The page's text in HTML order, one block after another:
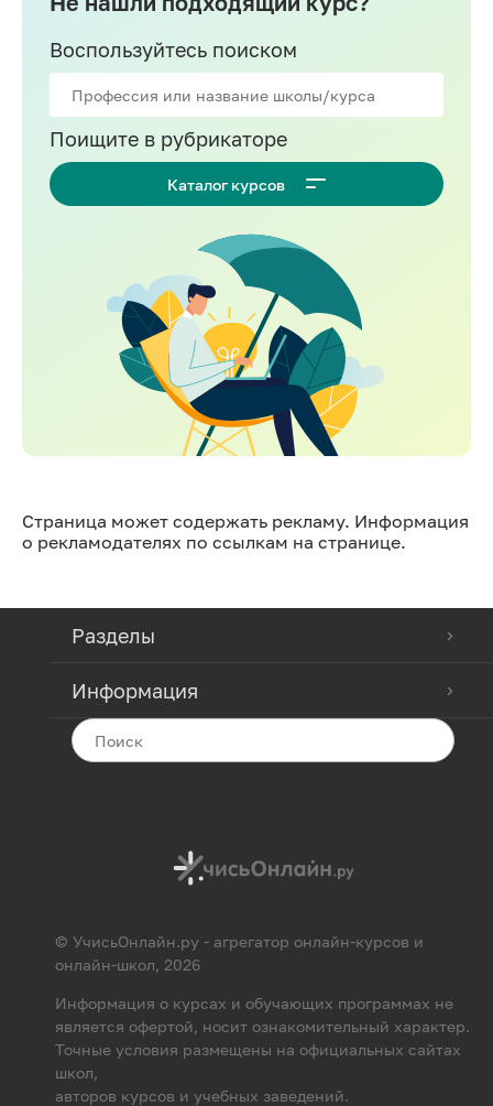
Воспользуйтесь поиском
Поищите в рубрикаторе
Каталог курсов
Страница может содержать рекламу. Информация
о рекламодателях по ссылкам на странице.
Разделы
Информация
© УчисьОнлайн.ру - агрегатор онлайн-курсов и
онлайн-школ, 2026
Информация о курсах и обучающих программах не
является офертой, носит ознакомительный характер.
Точные условия размещены на официальных сайтах
школ,
авторов курсов и учебных заведений.